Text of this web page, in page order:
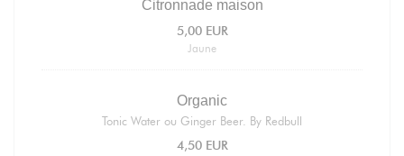
Citronnade maison
5,00 EUR
Jaune
Organic
Tonic Water ou Ginger Beer. By Redbull
4,50 EUR